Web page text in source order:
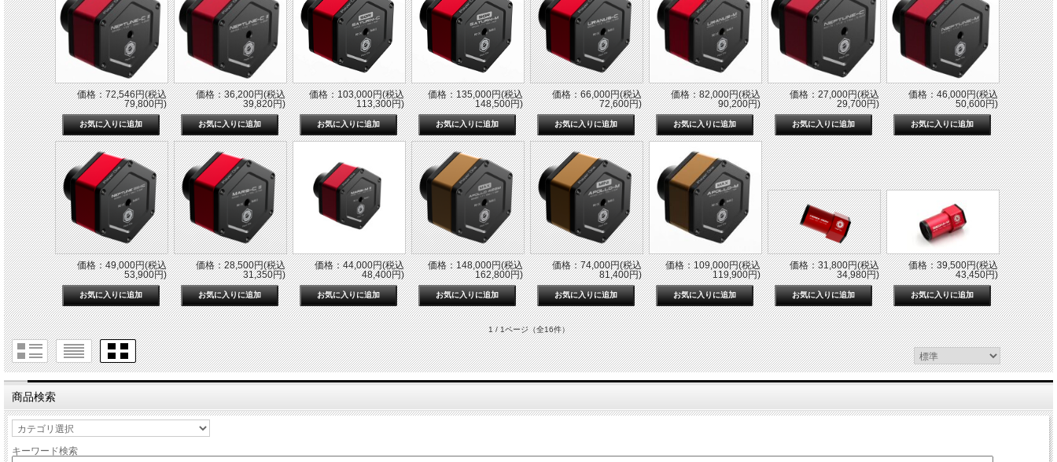
価格：72,546円(税込
79,800円)
価格：36,200円(税込
39,820円)
価格：103,000円(税込
113,300円)
価格：135,000円(税込
148,500円)
価格：66,000円(税込
72,600円)
価格：82,000円(税込
90,200円)
価格：27,000円(税込
29,700円)
価格：46,000円(税込
50,600円)
価格：49,000円(税込
53,900円)
価格：28,500円(税込
31,350円)
価格：44,000円(税込
48,400円)
価格：148,000円(税込
162,800円)
価格：74,000円(税込
81,400円)
価格：109,000円(税込
119,900円)
価格：31,800円(税込
34,980円)
価格：39,500円(税込
43,450円)
1 / 1ページ（全16件）
商品検索
キーワード検索